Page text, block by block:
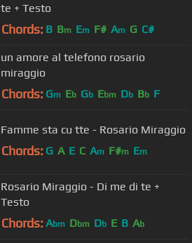
te + Testo
Chords: B Bm Em F# Am G C#
un amore al telefono rosario
miraggio
Chords: Gm Eb Gb Ebm Db Bb F
Famme sta cu tte - Rosario Miraggio
Chords: G A E C Am F#m Em
Rosario Miraggio - Di me di te +
Testo
Chords: Abm Dbm Db E B Ab